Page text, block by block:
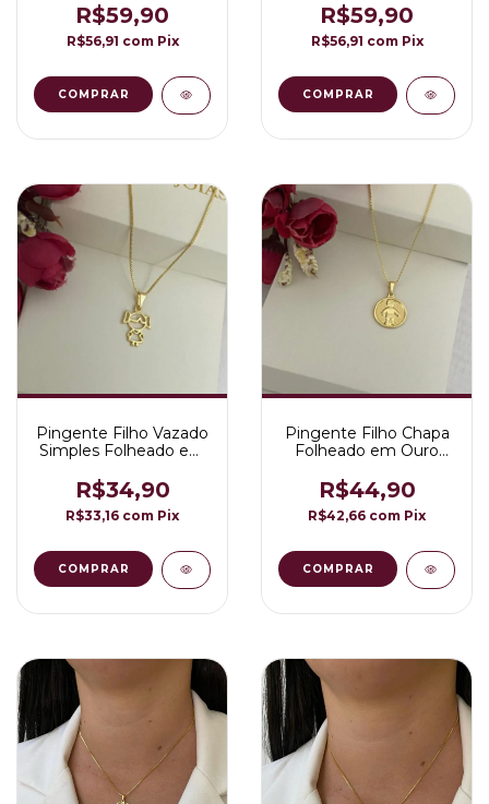
18K
R$59,90
R$56,91 com Pix
COMPRAR
18K
R$59,90
R$56,91 com Pix
COMPRAR
Pingente Filho Vazado
Simples Folheado em
R$34,90
R$33,16 com Pix
COMPRAR
Pingente Filho Chapa
Folheado em Ouro
R$44,90
R$42,66 com Pix
COMPRAR